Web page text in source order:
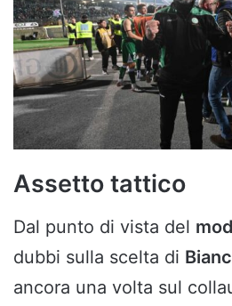
Assetto tattico
Dal punto di vista del
dubbi sulla scelta di
ancora una volta sul